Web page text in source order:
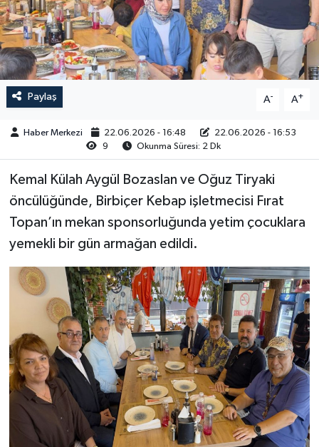
Paylaş A- A+
Haber Merkezi 22.06.2026 - 16:48
22.06.2026 - 16:53
9
Okunma Süresi: 2 Dk
Kemal Külah Aygül Bozaslan ve Oğuz Tiryaki
öncülüğünde, Birbiçer Kebap işletmecisi Fırat
Topan’ın mekan sponsorluğunda yetim çocuklara
yemekli bir gün armağan edildi.